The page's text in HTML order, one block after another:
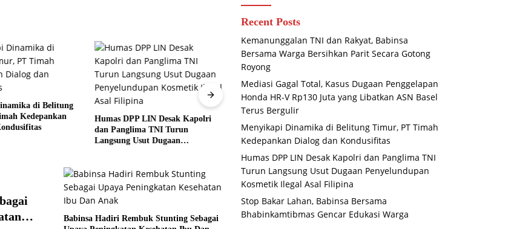
di Belitung
Kedepankan
Humas DPP LIN Desak Kapolri
dan Panglima TNI Turun
Langsung Usut Dugaan
Stop Bakar Lahan, Babinsa
Bersama Bhabinkamtibmas
Gencar Edukasi Warga
Ekonomi Babel Tertinggal,
Pertumbuhan Triwulan II-2026
Babinsa Hadiri Rembuk Stunting Sebagai
Recent Posts
Kemanunggalan TNI dan Rakyat, Babinsa
Bersama Warga Bersihkan Parit Secara Gotong
Royong
Mediasi Gagal Total, Kasus Dugaan Penggelapan
Honda HR-V Rp130 Juta yang Libatkan ASN Basel
Terus Bergulir
Menyikapi Dinamika di Belitung Timur, PT Timah
Kedepankan Dialog dan Kondusifitas
Humas DPP LIN Desak Kapolri dan Panglima TNI
Turun Langsung Usut Dugaan Penyelundupan
Kosmetik Ilegal Asal Filipina
Stop Bakar Lahan, Babinsa Bersama
Bhabinkamtibmas Gencar Edukasi Warga